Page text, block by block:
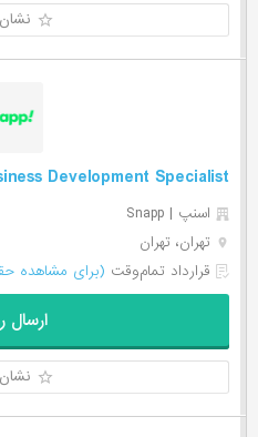
Development Specialist
اسنپ | Snapp
تهران، تهران
قرارداد تمام‌وقت (برای مشاهده
ارسال